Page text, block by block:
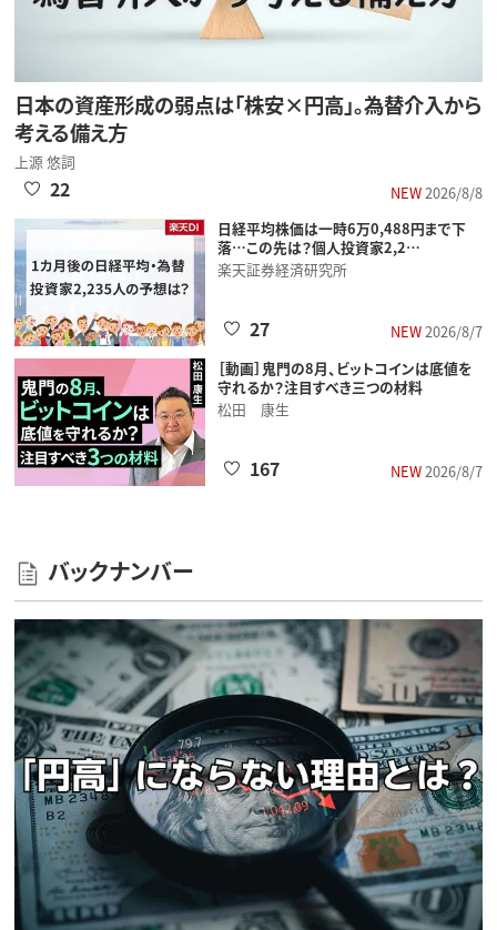
日本の資産形成の弱点は「株安×円高」。為替介入から
考える備え方
上源 悠詞
NEW2026/8/8
22
日経平均株価は一時6万0,488円まで下
落…この先は？個人投資家2,2…
楽天証券経済研究所
NEW2026/8/7
27
［動画］鬼門の8月、ビットコインは底値を
守れるか？注目すべき三つの材料
松田 康生
NEW2026/8/7
167
バックナンバー